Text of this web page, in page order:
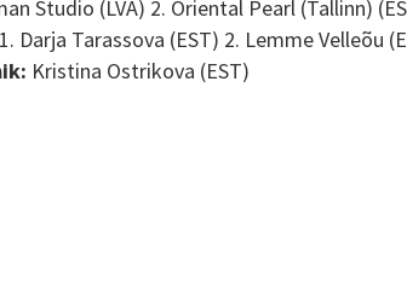
Studio (LVA) 2. Oriental Pearl (Tallinn)
1. Darja Tarassova (EST) 2. Lemme Velleõu
: Kristina Ostrikova (EST)